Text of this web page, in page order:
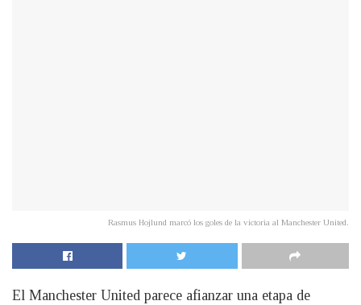
Rasmus Hojlund marcó los goles de la victoria al Manchester United.
El Manchester United parece afianzar una etapa de